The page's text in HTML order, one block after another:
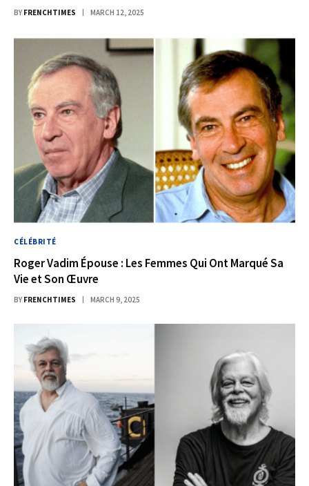
BY FRENCHTIMES MARCH 12, 2025
CÉLÉBRITÉ
Roger Vadim Épouse : Les Femmes Qui Ont Marqué Sa
Vie et Son Œuvre
BY FRENCHTIMES MARCH 9, 2025